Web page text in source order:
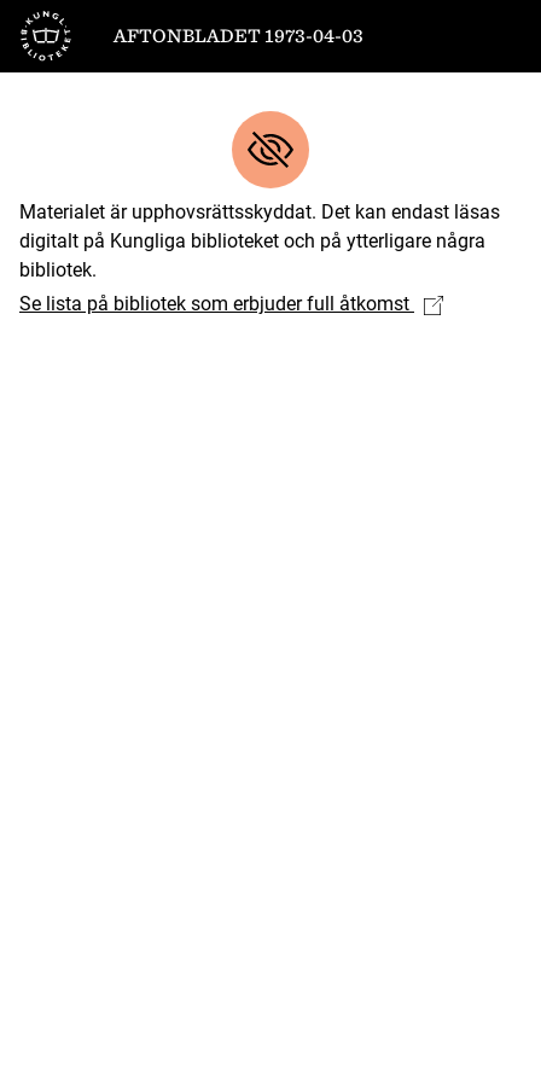
Till startsidan
AFTONBLADET 1973-04-03
Materialet är upphovsrättsskyddat. Det kan endast läsas
digitalt på Kungliga biblioteket och på ytterligare några
bibliotek.
Se lista på bibliotek som erbjuder full åtkomst